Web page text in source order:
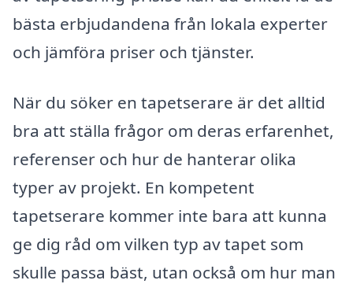
bästa erbjudandena från lokala experter
och jämföra priser och tjänster.
När du söker en tapetserare är det alltid
bra att ställa frågor om deras erfarenhet,
referenser och hur de hanterar olika
typer av projekt. En kompetent
tapetserare kommer inte bara att kunna
ge dig råd om vilken typ av tapet som
skulle passa bäst, utan också om hur man